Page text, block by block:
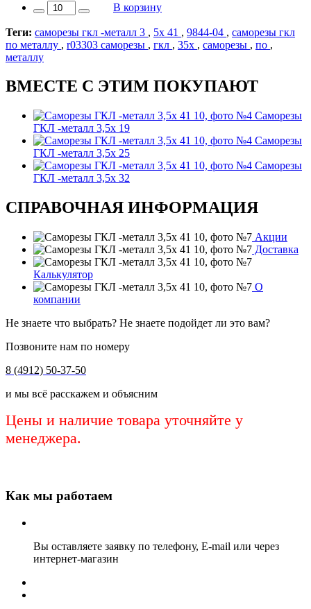
В корзину
Теги: саморезы гкл -металл 3 , 5х 41 , 9844-04 , саморезы гкл
по металлу , r03303 саморезы , гкл , 35х , саморезы , по ,
металлу
ВМЕСТЕ С ЭТИМ ПОКУПАЮТ
Саморезы
ГКЛ -металл 3,5х 19
Саморезы
ГКЛ -металл 3,5х 25
Саморезы
ГКЛ -металл 3,5х 32
СПРАВОЧНАЯ ИНФОРМАЦИЯ
Акции
Доставка
Калькулятор
О
компании
Не знаете что выбрать? Не знаете подойдет ли это вам?
Позвоните нам по номеру
8 (4912) 50-37-50
и мы всё расскажем и объясним
Цены и наличие товара уточняйте у
менеджера.
Как мы работаем
Вы оставляете заявку по телефону, E-mail или через
интернет-магазин